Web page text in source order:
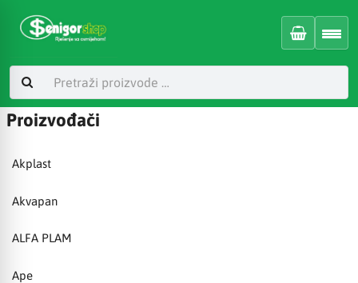
Proizvođači
Akplast
Akvapan
ALFA PLAM
Ape